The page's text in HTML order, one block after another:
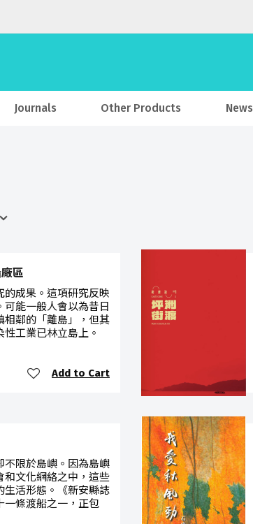
Journals Other Products News
區
的成果。這項研究反映
能一般人會以為昔日
相鄰的「離島」，但其
工業已林立島上。
Add to Cart
不限於島嶼。因為島嶼
和文化網絡之中，這些
生活形態。《新安縣誌
一條渡船之一，正包